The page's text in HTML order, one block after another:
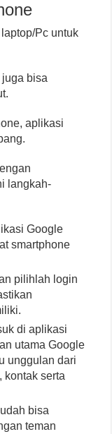
Pc untuk
bisa
aplikasi
langkah-
Google
smartphone
pilihlah login
di aplikasi
utama Google
unggulan dari
kontak serta
bisa
teman